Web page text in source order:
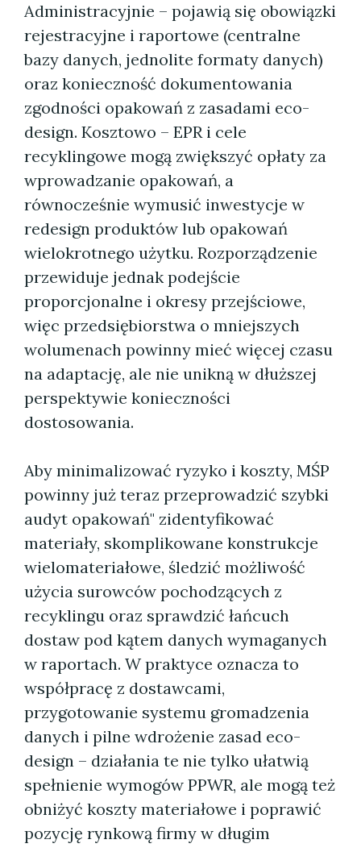
Administracyjnie – pojawią się obowiązki
rejestracyjne i raportowe (centralne
bazy danych, jednolite formaty danych)
oraz konieczność dokumentowania
zgodności opakowań z zasadami eco-
design. Kosztowo – EPR i cele
recyklingowe mogą zwiększyć opłaty za
wprowadzanie opakowań, a
równocześnie wymusić inwestycje w
redesign produktów lub opakowań
wielokrotnego użytku. Rozporządzenie
przewiduje jednak podejście
proporcjonalne i okresy przejściowe,
więc przedsiębiorstwa o mniejszych
wolumenach powinny mieć więcej czasu
na adaptację, ale nie unikną w dłuższej
perspektywie konieczności
dostosowania.
Aby minimalizować ryzyko i koszty, MŚP
powinny już teraz przeprowadzić szybki
audyt opakowań" zidentyfikować
materiały, skomplikowane konstrukcje
wielomateriałowe, śledzić możliwość
użycia surowców pochodzących z
recyklingu oraz sprawdzić łańcuch
dostaw pod kątem danych wymaganych
w raportach. W praktyce oznacza to
współpracę z dostawcami,
przygotowanie systemu gromadzenia
danych i pilne wdrożenie zasad eco-
design – działania te nie tylko ułatwią
spełnienie wymogów PPWR, ale mogą też
obniżyć koszty materiałowe i poprawić
pozycję rynkową firmy w długim